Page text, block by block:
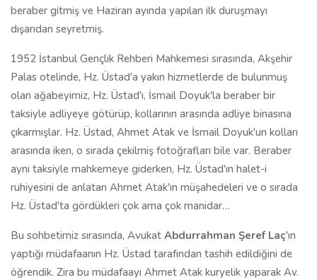
beraber gitmiş ve Haziran ayında yapılan ilk duruşmayı
dışarıdan seyretmiş.
1952 İstanbul Gençlik Rehberi Mahkemesi sırasında, Akşehir
Palas otelinde, Hz. Üstad'a yakın hizmetlerde de bulunmuş
olan ağabeyimiz, Hz. Üstad'ı, İsmail Doyuk'la beraber bir
taksiyle adliyeye götürüp, kollarının arasında adliye binasına
çıkarmışlar. Hz. Üstad, Ahmet Atak ve İsmail Doyuk'un kolları
arasında iken, o sırada çekilmiş fotoğrafları bile var. Beraber
aynı taksiyle mahkemeye giderken, Hz. Üstad'ın halet-i
ruhiyesini de anlatan Ahmet Atak'ın müşahedeleri ve o sırada
Hz. Üstad'ta gördükleri çok ama çok manidar…
Bu sohbetimiz sırasında, Avukat Abdurrahman Şeref Laç'ın
yaptığı müdafaanın Hz. Üstad tarafından tashih edildiğini de
öğrendik. Zira bu müdafaayı Ahmet Atak kuryelik yaparak Av.